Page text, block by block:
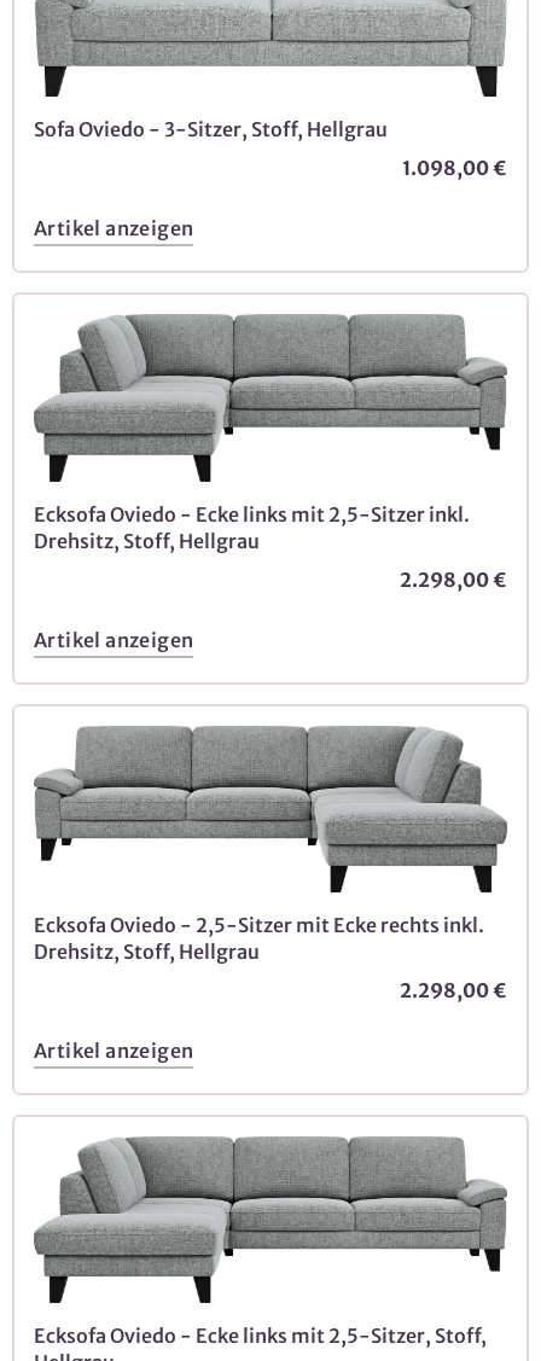
Sofa Oviedo - 3-Sitzer, Stoff, Hellgrau
1.098,00 €
Artikel anzeigen
Ecksofa Oviedo - Ecke links mit 2,5-Sitzer inkl.
Drehsitz, Stoff, Hellgrau
2.298,00 €
Artikel anzeigen
Ecksofa Oviedo - 2,5-Sitzer mit Ecke rechts inkl.
Drehsitz, Stoff, Hellgrau
2.298,00 €
Artikel anzeigen
Ecksofa Oviedo - Ecke links mit 2,5-Sitzer, Stoff,